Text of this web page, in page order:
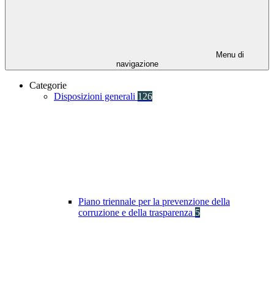
Menu di
navigazione
Categorie
Disposizioni generali 126
Piano triennale per la prevenzione della
corruzione e della trasparenza 5